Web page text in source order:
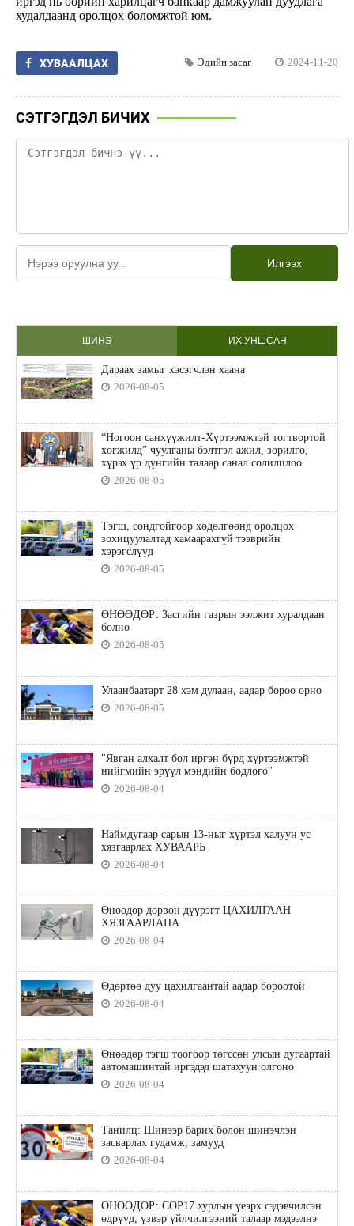
худалдаанд оролцох боломжтой юм.
ХУВААЛЦАХ Эдийн засаг 2024-11-20
СЭТГЭГДЭЛ БИЧИХ
Илгээх
ШИНЭ ИХ УНШСАН
Дараах замыг хэсэгчлэн хаана
2026-08-05
“Ногоон санхүүжилт-Хүртээмжтэй тогтвортой
хөгжилд” чуулганы бэлтгэл ажил, зорилго,
хүрэх үр дүнгийн талаар санал солилцлоо
2026-08-05
Тэгш, сондгойгоор хөдөлгөөнд оролцох
зохицуулалтад хамаарахгүй тээврийн
хэрэгслүүд
2026-08-05
ӨНӨӨДӨР: Засгийн газрын ээлжит хуралдаан
болно
2026-08-05
Улаанбаатарт 28 хэм дулаан, аадар бороо орно
2026-08-05
"Явган алхалт бол иргэн бүрд хүртээмжтэй
нийгмийн эрүүл мэндийн бодлого"
2026-08-04
Наймдугаар сарын 13-ныг хүртэл халуун ус
хязгаарлах ХУВААРЬ
2026-08-04
Өнөөдөр дөрвөн дүүрэгт ЦАХИЛГААН
ХЯЗГААРЛАНА
2026-08-04
Өдөртөө дуу цахилгаантай аадар бороотой
2026-08-04
Өнөөдөр тэгш тоогоор төгссөн улсын дугаартай
автомашинтай иргэдэд шатахуун олгоно
2026-08-04
Танилц: Шинээр барих болон шинэчлэн
засварлах гудамж, замууд
2026-08-04
ӨНӨӨДӨР: COP17 хурлын үеэрх сэдэвчилсэн
өдрүүд, үзвэр үйлчилгээний талаар мэдээлнэ